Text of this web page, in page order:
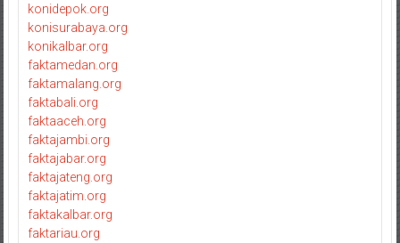
konidepok.org
konisurabaya.org
konikalbar.org
faktamedan.org
faktamalang.org
faktabali.org
faktaaceh.org
faktajambi.org
faktajabar.org
faktajateng.org
faktajatim.org
faktakalbar.org
faktariau.org